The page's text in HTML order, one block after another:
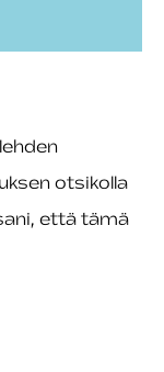
otsikolla
että tämä